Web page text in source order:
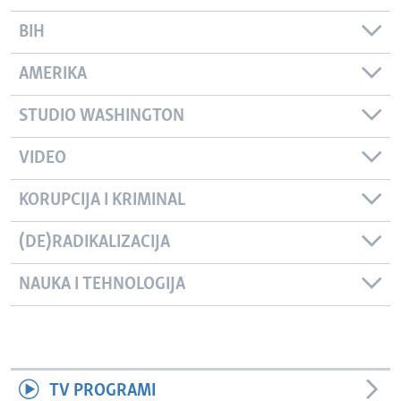
BIH
AMERIKA
STUDIO WASHINGTON
VIDEO
KORUPCIJA I KRIMINAL
(DE)RADIKALIZACIJA
NAUKA I TEHNOLOGIJA
TV PROGRAMI